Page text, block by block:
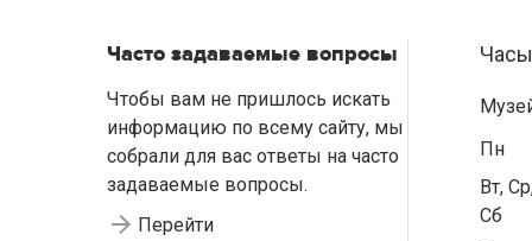
Часто задаваемые вопросы
Чтобы вам не пришлось искать
информацию по всему сайту, мы
собрали для вас ответы на часто
задаваемые вопросы.
Перейти
Пн
Вт,
Сб